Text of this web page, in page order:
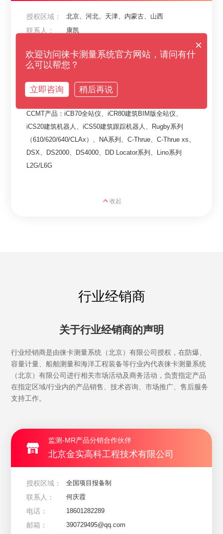
授权区域： 北京、河北、天津、内蒙古、山西
联系人： 康凯
邮箱： 18610814485@163.com
授权有效期： 2026/4/1至2027/3/31
CCMT产品：iCB70全站仪、iCR80建筑BIM版全站仪、
iCS20建筑机器人、iCS50建筑跟踪机器人、Rugby系列
（610/620/640/CLAx）、NA系列、C-Thrue、C-Thrue xs、
DSX、DS2000、DS4000、DD Locator系列、Lino系列
L2G/L6G
收起
行业经销商
关于行业经销商的声明
行业经销商是由徕卡测量系统（北京）有限公司授权，在防爆、
容量计量、船舶测量和海洋工程装备等行业内代表徕卡测量系统
（北京）有限公司进行相关市场活动及商务活动，负责指定产品
在指定区域/行业内的产品销售、技术咨询、市场推广、售后服务
支持工作。
监测-MR产品分销合作伙伴
北京金实高科工程技术有限公司
授权区域： 全国项目报备制
联系人： 何庆霞
电话： 18601282289
邮箱： 390729495@qq.com
×
欢迎访问徕卡测量系统官方网站，请问有什
么可以帮您？
立即咨询 稍后再说